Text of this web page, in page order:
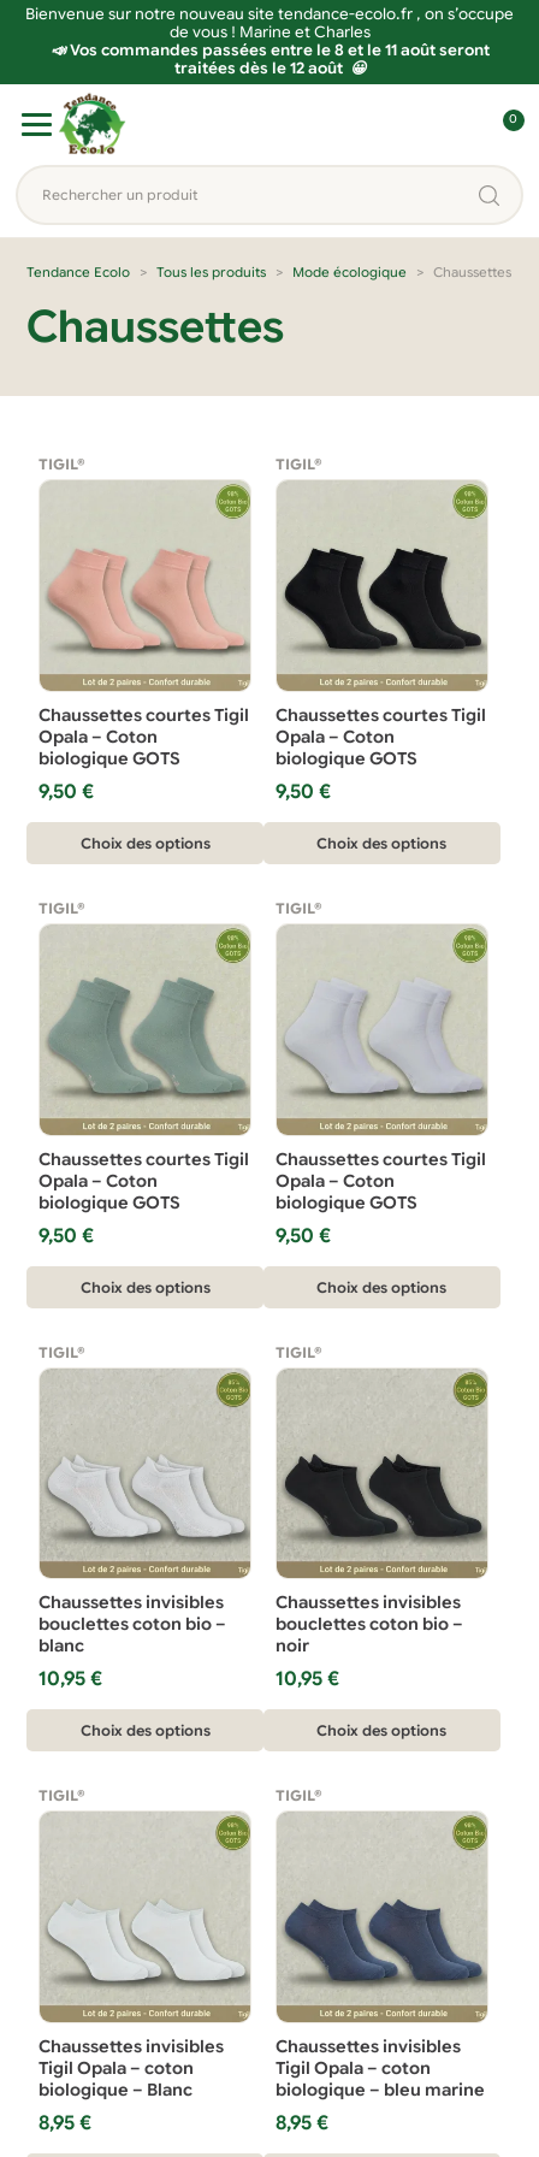
Bienvenue sur notre nouveau site tendance-ecolo.fr , on s’occupe
de vous ! Marine et Charles
📣 Vos commandes passées entre le 8 et le 11 août seront
traitées dès le 12 août 😀
navigation
contenu
Rechercher
un
produit...
o
n
e
0
Tendance Ecolo Tous les produits Mode écologique Chaussettes
Chaussettes
TIGIL®
Chaussettes courtes Tigil
Opala – Coton
biologique GOTS
9,50€
Choix des options
produit
plusieurs
options
peuvent
être
choisies
sur
la
page
du
produit
TIGIL®
Chaussettes courtes Tigil
Opala – Coton
biologique GOTS
9,50 €
Choix des options
produit
plusieurs
options
peuvent
être
choisies
sur
la
page
du
produit
TIGIL®
Chaussettes courtes Tigil
Opala – Coton
biologique GOTS
9,50€
Choix des options
produit
plusieurs
options
peuvent
être
choisies
sur
la
page
du
produit
TIGIL®
Chaussettes courtes Tigil
Opala – Coton
biologique GOTS
9,50 €
Choix des options
produit
plusieurs
options
peuvent
être
choisies
sur
la
page
du
produit
TIGIL®
Chaussettes invisibles
bouclettes coton bio –
blanc
10,95€
Choix des options
produit
plusieurs
options
peuvent
être
choisies
sur
la
page
du
TIGIL®
Chaussettes invisibles
bouclettes coton bio –
noir
10,95 €
Choix des options
produit
plusieurs
options
peuvent
être
choisies
sur
la
page
du
TIGIL®
Chaussettes invisibles
Tigil Opala – coton
biologique – Blanc
8,95€
TIGIL®
Chaussettes invisibles
Tigil Opala – coton
biologique – bleu marine
8,95 €